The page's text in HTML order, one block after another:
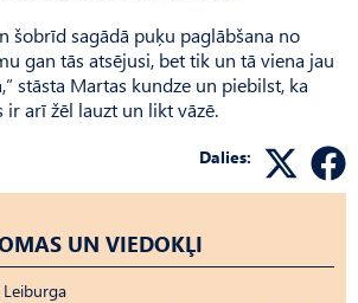
šobrīd sagādā puķu paglābšana no
gan tās atsējusi, bet tik un tā viena jau
stāsta Martas kundze un piebilst, ka
ir arī žēl lauzt un likt vāzē.
Dalies:
UN VIEDOKĻI